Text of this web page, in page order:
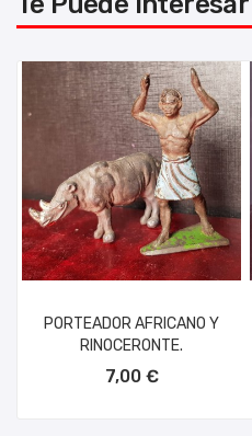
PORTEADOR AFRICANO Y
RINOCERONTE.
7,00 €